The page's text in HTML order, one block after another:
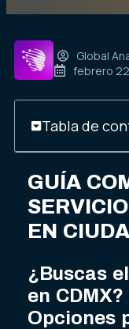
Global
febrero
Tabla de
GUÍA
EN
¿Buscas
en
Opciones